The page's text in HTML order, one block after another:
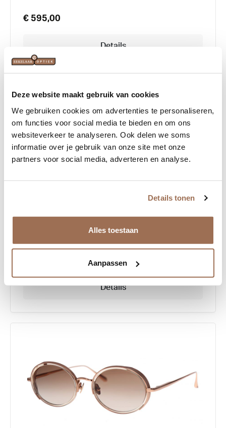
Deze website maakt gebruik van cookies
We gebruiken cookies om advertenties te personaliseren,
om functies voor social media te bieden en om ons
websiteverkeer te analyseren. Ook delen we soms
informatie over je gebruik van onze site met onze
partners voor social media, adverteren en analyse.
Details tonen
Alles toestaan
Aanpassen
€ 595,00
Details
Details